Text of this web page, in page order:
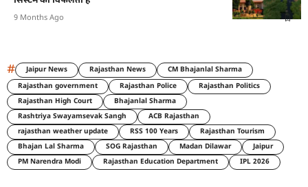
9 Months Ago
# Jaipur News Rajasthan News
CM Bhajanlal Sharma
Rajasthan government
Rajasthan Police
Rajasthan Politics
Rajasthan High Court
Bhajanlal Sharma
Rashtriya Swayamsevak Sangh
ACB Rajasthan
rajasthan weather update
RSS 100 Years
Rajasthan Tourism
Bhajan Lal Sharma
SOG Rajasthan Madan Dilawar
Jaipur
PM Narendra Modi
Rajasthan Education Department IPL 2026